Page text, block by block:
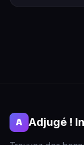
A Adjugé !